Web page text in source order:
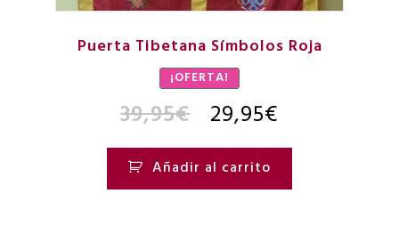
Puerta Tibetana Símbolos Roja
¡OFERTA!
39,95€ 29,95€
Añadir al carrito